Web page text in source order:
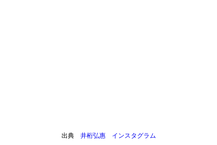
出典 井桁弘惠 インスタグラム